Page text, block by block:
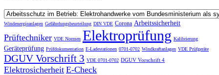
Windenergieanlagen Gefährdungsbeurteilung DIN VDE Corona Arbeitssicherheit
Prüftechniker VDE Normen Elektroprüfung Kalibrierung
Geräteprüfung Prüfdokumentation E-Ladestationen 0701-0702 Windkraftanlagen VDE Prüfgeräte
DGUV Vorschrift 3 VDE 0701-0702 DGUV Vorschrift 4
Elektrosicherheit E-Check